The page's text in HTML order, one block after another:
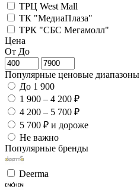
ТРЦ West Mall
ТК "МедиаПлаза"
ТРК "СБС Мегамолл"
Цена
От До
Популярные ценовые диапазоны
До 1 900
1 900 – 4 200 ₽
4 200 – 5 700 ₽
5 700 ₽ и дороже
Не важно
Популярные бренды
Deerma